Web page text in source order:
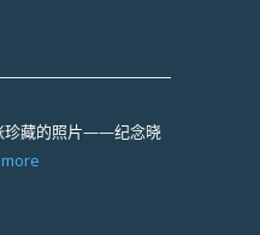
珍藏的照片——纪念晓
more